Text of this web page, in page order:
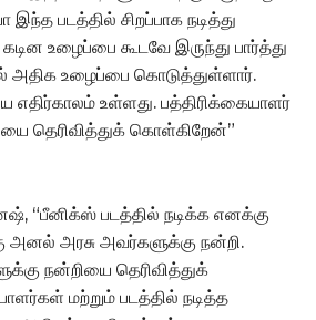
படத்தில் சிறப்பாக நடித்து
உழைப்பை கூடவே இருந்து பார்த்து
அதிக உழைப்பை கொடுத்துள்ளார்.
எதிர்காலம் உள்ளது. பத்திரிக்கையாளர்
தெரிவித்துக் கொள்கிறேன்”
“பீனிக்ஸ் படத்தில் நடிக்க எனக்கு
அனல் அரசு அவர்களுக்கு நன்றி.
நன்றியை தெரிவித்துக்
மற்றும் படத்தில் நடித்த